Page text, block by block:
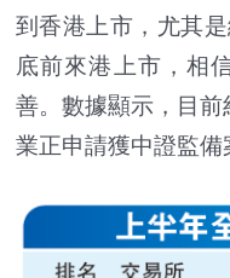
到香港上市，尤其
底前來港上市，相
善。數據顯示，目
業正申請獲中證監備